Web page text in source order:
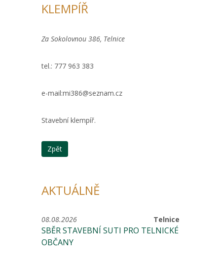
KLEMPÍŘ
Za Sokolovnou 386, Telnice
tel.: 777 963 383
e-mail:mi386@seznam.cz
Stavební klempíř.
Zpět
AKTUÁLNĚ
Telnice
08.08.2026
SBĚR STAVEBNÍ SUTI PRO TELNICKÉ
OBČANY